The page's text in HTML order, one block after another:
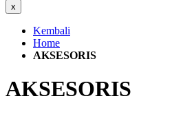
x
Kembali
Home
AKSESORIS
AKSESORIS